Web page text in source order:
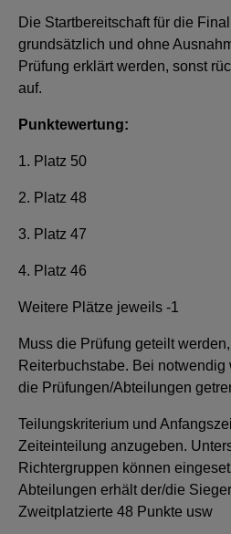
Die Startbereitschaft für die
grundsätzlich und ohne
Prüfung erklärt werden, sonst
auf.
Punktewertung:
1. Platz 50
2. Platz 48
3. Platz 47
4. Platz 46
Weitere Plätze jeweils -1
Muss die Prüfung geteilt
Reiterbuchstabe. Bei notwendig
die Prüfungen/Abteilungen
Teilungskriterium und
Zeiteinteilung anzugeben.
Richtergruppen können
Abteilungen erhält der/die
Zweitplatzierte 48 Punkte usw